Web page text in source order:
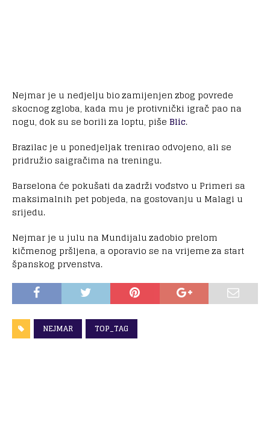
Nejmar je u nedjelju bio zamijenjen zbog povrede
skocnog zgloba, kada mu je protivnički igrač pao na
nogu, dok su se borili za loptu, piše Blic.
Brazilac je u ponedjeljak trenirao odvojeno, ali se
pridružio saigračima na treningu.
Barselona će pokušati da zadrži vođstvo u Primeri sa
maksimalnih pet pobjeda, na gostovanju u Malagi u
srijedu.
Nejmar je u julu na Mundijalu zadobio prelom
kičmenog pršljena, a oporavio se na vrijeme za start
španskog prvenstva.
NEJMAR TOP_TAG